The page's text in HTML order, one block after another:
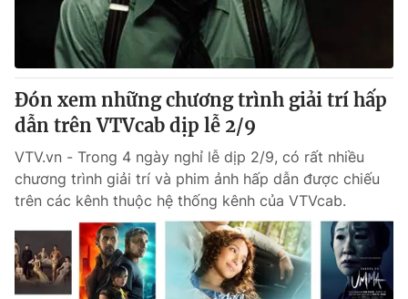
Giấy phép hoạt động báo in và báo điện tử số 483/GP-BTTTT
cấp ngày 29/12/2023
Tổng Biên tập: Vũ Thanh Thủy
Phó Tổng Biên tập:Nguyễn Thị Mỹ Hạnh, Phạm Quốc Thắng,
Nguyễn Trọng Ninh
Tổng đài VTV:024.38 355 931 - 024.38 355 932
Ðiện thoại Thời báo VTV:
024.66 897 897
Email:toasoan@vtv.vn
Liên hệ quảng cáo:024-7300.7108
Đón xem những chương trình giải trí hấp
dẫn trên VTVcab dịp lễ 2/9
VTV.vn - Trong 4 ngày nghỉ lễ dịp 2/9, có rất nhiều
chương trình giải trí và phim ảnh hấp dẫn được chiếu
trên các kênh thuộc hệ thống kênh của VTVcab.